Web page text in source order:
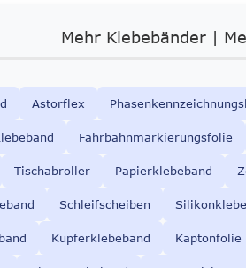
Mehr Klebebänder |
Astorflex
Fahrbahnmarkierungsfolie
Tischabroller Papierklebeband
Schleifscheiben
Kupferklebeband Kaptonfolie